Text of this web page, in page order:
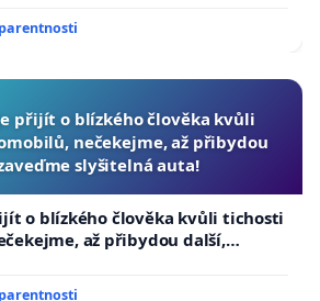
přijít o blízkého člověka kvůli
nečekejme, až přibydou
slyšitelná auta!
o blízkého člověka kvůli tichosti
až přibydou další,
auta!